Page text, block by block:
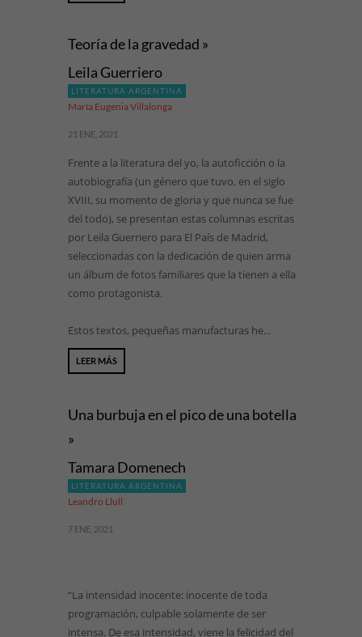
Teoría de la gravedad »
Leila Guerriero
LITERATURA ARGENTINA
María Eugenia Villalonga
21 ENE, 2021
Frente a la literatura del yo, la autoficción o la
autobiografía (un género que tuvo, en el siglo
XVIII, su momento de gloria y que nunca se fue
del todo), se presentan estas columnas escritas
por Leila Guerriero para El País de Madrid,
seleccionadas con la dedicación de quien arma
un álbum de fotos familiares que la tienen a ella
como protagonista.
Estos textos, pequeñas manufacturas he...
LEER MÁS
Una burbuja en el pico de una botella
»
Tamara Domenech
LITERATURA ARGENTINA
Leandro Llull
7 ENE, 2021
“La intensidad inocente: inocente de toda
programación, culpable solamente de ser
intensa. De esa intensidad, viene la felicidad del